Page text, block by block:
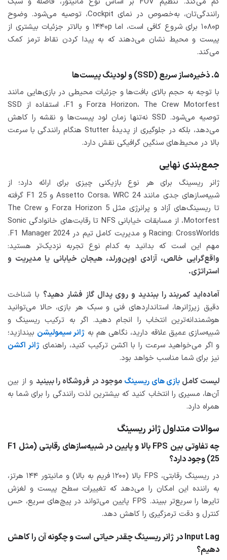
رانندگی‌تان، به‌خصوص در نمای Cockpit، توصیه می‌شود. وضوح
۱۰۸۰p برای شروع کافی است، اما ۱۴۴۰p و بالاتر جزئیات بیشتری از
پیست و محیط نشان می‌دهند که به پیدا کردن نقاط ترمز کمک
می‌کند.
۵. ذخیره‌ساز سریع (SSD) و لودینگ پیست‌ها
با توجه به حجم بالای بافت‌ها و جزئیات محیطی در بازی‌هایی مانند
Forza Horizon، The Crew Motorfest و F1، استفاده از SSD
توصیه می‌شود. SSD نه‌تنها زمان لود پیست‌ها و نقشه را کاهش
می‌دهد، بلکه در جلوگیری از پدیدۀ Stutter هنگام رانندگی با سرعت
بالا در محیط‌های سنگین گرافیکی نقش دارد.
جمع‌بندی نهایی
ژانر ریسینگ برای هر نوع بازیکنی چیزی برای ارائه دارد؛ از
شبیه‌سازهای جدی مانند Assetto Corsa، WRC 24 و F1 25 گرفته
تا ریسینگ‌های آزاد و پرانرژی مثل Forza Horizon 5 و The Crew
Motorfest، از مسابقات خیابانی NFS تا رقابت‌های خانوادگی Sonic
Racing: CrossWorlds و مدیریت کامل تیم در F1 Manager 2024.
مهم این است که بدانید به کدام نوع تجربه نزدیک‌تر هستید:
واقع‌گرایی خالص، آزادی اوپن‌ورلد، هیجان خیابانی یا مدیریت و
استراتژی.
آماده‌اید کمربند را ببندید و روی پدال گاز فشار دهید؟ با شناخت
دقیق زیرژانرها، استانداردهای فنی و سبک هر بازی، حالا می‌توانید
هوشمندانه‌ترین انتخاب را انجام دهید. اگر به ترکیب ریسینگ و
شبیه‌سازی عمیق علاقه دارید، نگاهی هم به ژانر سیمولیشن بیندازید؛
و اگر می‌خواهید سرعت را با اکشن ترکیب کنید، راهنمای ژانر اکشن
نیز برای شما مناسب خواهد بود.
لیست کامل بازی های ریسینگ موجود در فروشگاه را ببینید و از بین
آن‌ها، مسیری را انتخاب کنید که بیشترین لذت رانندگی را برای شما به
همراه دارد.
سوالات متداول ژانر ریسینگ
چه تفاوتی بین FPS بالا و پایین در شبیه‌سازهای رقابتی (مثل F1
25) وجود دارد؟
در ریسینگ رقابتی، FPS بالا (۱۲۰۰ فریم به بالا) و مانیتور ۱۴۴ هرتز،
به راننده این امکان را می‌دهد که تغییرات سطح پیست و لغزش
تایرها را سریع‌تر ببیند. FPS پایین می‌تواند در پیچ‌های سریع، حس
کنترل و دقت ترمزگیری را کاهش دهد.
Input Lag در ژانر ریسینگ چقدر حیاتی است و چگونه آن را کاهش
دهیم؟